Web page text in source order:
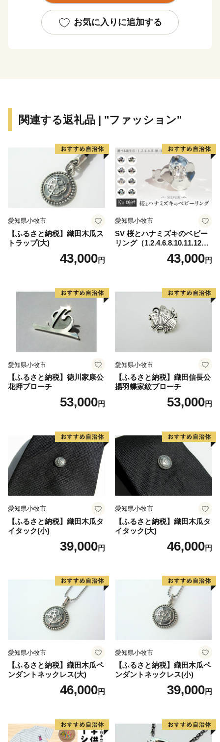
室町時代には関東管領職にあった上杉憲実が平井城を築
きました。江戸時代以降は、絹の集散地として栄え、養
未来を創生する藤岡』をテーマに、市民と行政が協働し
市のまちづくりへの取組みを知っていただき、力強い応
援をお願いいたします。
※ 藤岡市は、地方税法（昭和25年法律第226号）に基づ
く「ふるさと納税の対象となる地方団体の指定」を受け
指定対象期間：令和6年10月1日から令和7年9月30日
まで
お気に入りに追加する
関連する返礼品 | "ファッション"
愛知県小牧市
【ふるさと納税】織田木瓜ス
トラップ(大)
43,000円
愛知県小牧市
SV 桜とハナミズキのベビー
リング（1.2.4.6.8.10.11.12
43,000円
愛知県小牧市
【ふるさと納税】徳川家康公
花押ブローチ
53,000円
愛知県小牧市
【ふるさと納税】織田信長公
揚羽蝶家紋ブローチ
53,000円
愛知県小牧市
【ふるさと納税】織田木瓜タ
イタック(小)
39,000円
愛知県小牧市
【ふるさと納税】織田木瓜タ
イタック(大)
46,000円
愛知県小牧市
【ふるさと納税】織田木瓜ペ
ンダントネックレス(大)
46,000円
愛知県小牧市
【ふるさと納税】織田木瓜ペ
ンダントネックレス(小)
39,000円